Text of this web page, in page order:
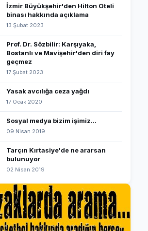
İzmir Büyükşehir'den Hilton Oteli
binası hakkında açıklama
13 Şubat 2023
Prof. Dr. Sözbilir: Karşıyaka,
Bostanlı ve Mavişehir'den diri fay
geçmez
17 Şubat 2023
Yasak avcılığa ceza yağdı
17 Ocak 2020
Sosyal medya bizim işimiz...
09 Nisan 2019
Tarçın Kırtasiye'de ne ararsan
bulunuyor
02 Nisan 2019